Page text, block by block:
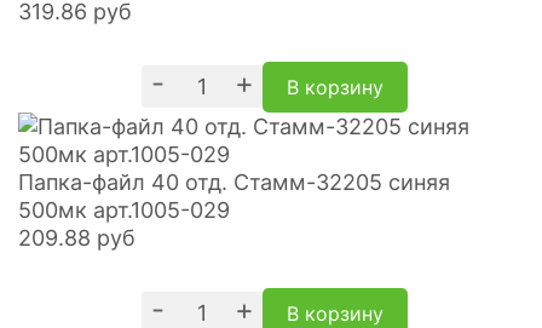
319.86 руб
- + В корзину
Папка-файл 40 отд. Стамм-32205 синяя
500мк арт.1005-029
209.88 руб
- + В корзину